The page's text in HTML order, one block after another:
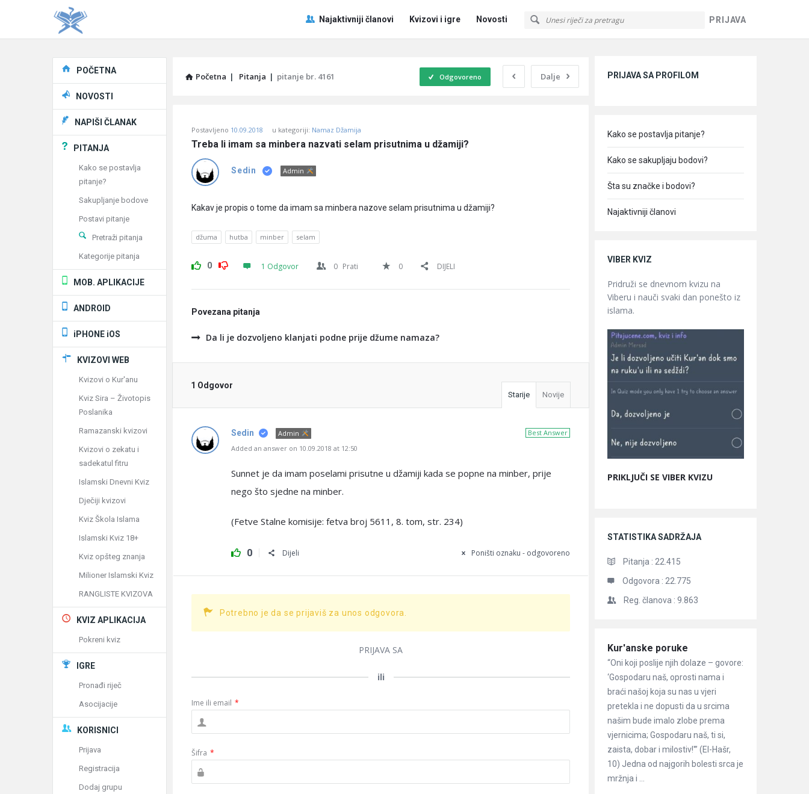
PRIJAVA
Pitaj
Učene
Navigacija
Najaktivniji članovi Kvizovi i igre Novosti
Početna | Pitanja | pitanje br. 4161 Dalje
Odgovoreno
Učene
Latest
Pitanja
Postavljeno 10.09.2018 u kategoriji: Namaz Džamija
Treba li imam sa minbera nazvati selam prisutnima u džamiji?
Sedin Admin
Kakav je propis o tome da imam sa minbera nazove selam prisutnima u džamiji?
džuma hutba minber selam
0 1 Odgovor 0 Prati 0 DIJELI
Povezana pitanja
Da li je dozvoljeno klanjati podne prije džume namaza?
1 Odgovor
Starije Novije
Best Answer
Sedin
Admin
Added an answer on 10.09.2018 at 12:50
Sunnet je da imam poselami prisutne u džamiji kada se popne na minber, prije
nego što sjedne na minber.
(Fetve Stalne komisije: fetva broj 5611, 8. tom, str. 234)
0 Dijeli Poništi oznaku - odgovoreno
Potrebno je da se prijaviš za unos odgovora.
PRIJAVA SA
ili
Ime ili email *
Šifra *
PRIJAVA SA PROFILOM
Kako se postavlja pitanje?
Kako se sakupljaju bodovi?
Šta su značke i bodovi?
Najaktivniji članovi
VIBER KVIZ
Pridruži se dnevnom kvizu na
Viberu i nauči svaki dan ponešto iz
islama.
PRIKLJUČI SE VIBER KVIZU
STATISTIKA SADRŽAJA
Pitanja : 22.415
Odgovora : 22.775
Reg. članova : 9.863
Članci
Kur'anske poruke
“Oni koji poslije njih dolaze – govore:
‘Gospodaru naš, oprosti nama i
braći našoj koja su nas u vjeri
pretekla i ne dopusti da u srcima
našim bude imalo zlobe prema
vjernicima; Gospodaru naš, ti si,
zaista, dobar i milostiv!'” (El-Hašr,
10) Jedna od najgorih bolesti srca je
mržnja i ...
Explore
POČETNA
NOVOSTI
NAPIŠI ČLANAK
PITANJA
Kako se postavlja
pitanje?
Sakupljanje bodove
Postavi pitanje
Pretraži pitanja
Kategorije pitanja
MOB. APLIKACIJE
ANDROID
iPHONE iOS
KVIZOVI WEB
Kvizovi o Kur'anu
Kviz Sira – Životopis
Poslanika
Ramazanski kvizovi
Kvizovi o zekatu i
sadekatul fitru
Islamski Dnevni Kviz
Dječiji kvizovi
Kviz Škola Islama
Islamski Kviz 18+
Kviz opšteg znanja
Milioner Islamski Kviz
RANGLISTE KVIZOVA
KVIZ APLIKACIJA
Pokreni kviz
IGRE
Pronađi riječ
Asocijacije
KORISNICI
Prijava
Registracija
Dodaj grupu